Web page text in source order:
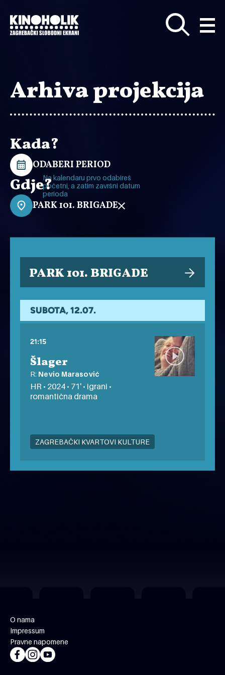
glavni
sadržaj
Arhiva projekcija
Kada?
ODABERI PERIOD
Na kalendaru prvo odabireš
početni, a zatim završni datum
perioda
Gdje?
PARK 101. BRIGADE
PARK 101. BRIGADE
SUBOTA, 12.07.
21:15
Šlager
R: Nevio Marasović
HR • 2024 • 71' • igrani •
romantična drama
ZAGREBAČKI KVARTOVI KULTURE
besplatno
O nama
Impressum
Pravne napomene